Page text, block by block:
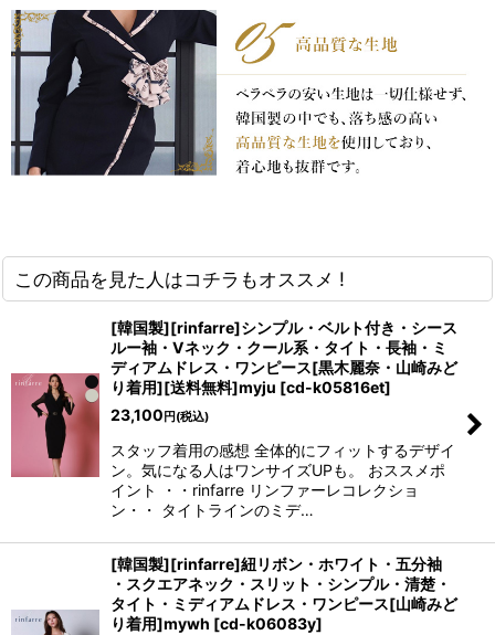
この商品を見た人はコチラもオススメ !
[韓国製][rinfarre]シンプル・ベルト付き・シース
ルー袖・Vネック・クール系・タイト・長袖・ミ
ディアムドレス・ワンピース[黒木麗奈・山崎みど
り着用][送料無料]myju [cd-k05816et]
23,100 円 (税込)
スタッフ着用の感想 全体的にフィットするデザイ
ン。気になる人はワンサイズUPも。 おススメポ
イント ・・rinfarre リンファーレコレクショ
ン・・ タイトラインのミデ…
[韓国製][rinfarre]紐リボン・ホワイト・五分袖
・スクエアネック・スリット・シンプル・清楚・
タイト・ミディアムドレス・ワンピース[山崎みど
り着用]mywh [cd-k06083y]